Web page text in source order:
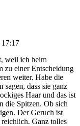
weil ich beim
zu einer Entscheidung
weiter. Habe die
sagen, dass sie ganz
Haar und das ist
die Spitzen. Ob sich
Der Geruch ist
reichlich. Ganz tolles